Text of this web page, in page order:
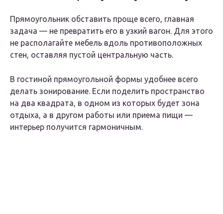
Прямоугольник обставить проще всего, главная
задача — не превратить его в узкий вагон. Для этого
не располагайте мебель вдоль противоположных
стен, оставляя пустой центральную часть.
В гостиной прямоугольной формы удобнее всего
делать зонирование. Если поделить пространство
на два квадрата, в одном из которых будет зона
отдыха, а в другом работы или приема пищи —
интерьер получится гармоничным.